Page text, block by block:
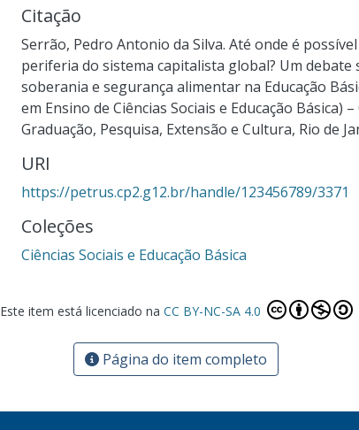
Citação
Serrão, Pedro Antonio da Silva. Até onde é
periferia do sistema capitalista global? Um
soberania e segurança alimentar na Educação
em Ensino de Ciências Sociais e Educação Básica)
Graduação, Pesquisa, Extensão e Cultura, Rio de
URI
https://petrus.cp2.g12.br/handle/123456789/3371
Coleções
Ciências Sociais e Educação Básica
Este item está licenciado na CC BY-NC-SA 4.0
Página do item completo